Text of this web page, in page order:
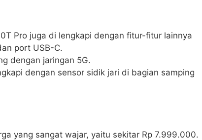
Pro juga di lengkapi dengan fitur-fitur lainnya
port USB-C.
dengan jaringan 5G.
dengan sensor sidik jari di bagian samping
yang sangat wajar, yaitu sekitar Rp 7.999.000.